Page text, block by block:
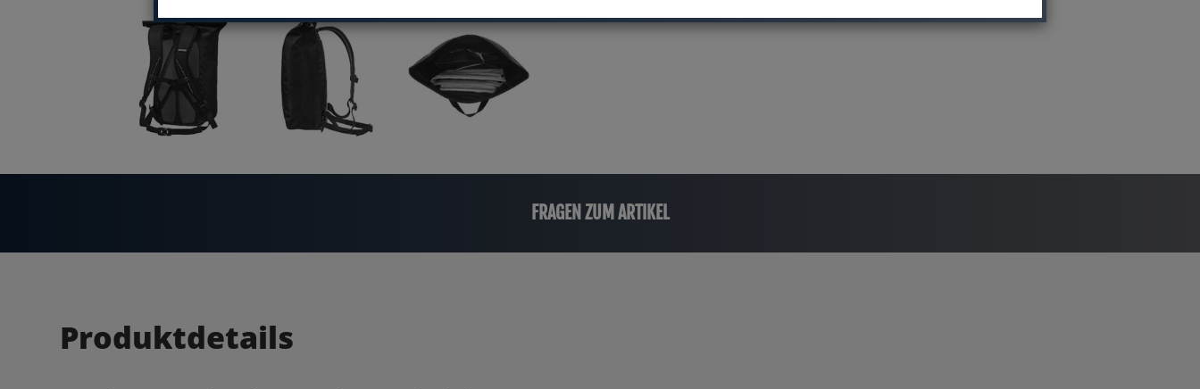
FRAGEN ZUM ARTIKEL
Produktdetails